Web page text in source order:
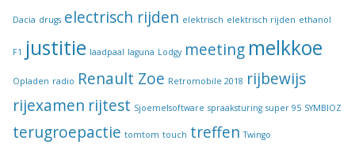
Dacia drugs electrisch rijden elektrisch elektrisch rijden ethanol
F1 justitie laadpaal laguna Lodgy meeting melkkoe
Opladen radio Renault Zoe Retromobile 2018 rijbewijs
rijexamen rijtest Sjoemelsoftware spraaksturing super 95 SYMBIOZ
terugroepactie tomtom touch treffen Twingo